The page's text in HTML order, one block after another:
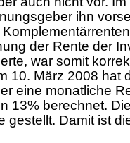
ihn
der Rente der
war somit
10. März 2008 hat
eine monatliche
13% berechnet.
gestellt. Damit ist